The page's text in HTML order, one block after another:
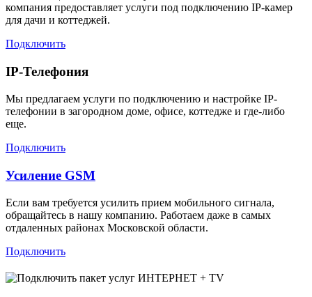
компания предоставляет услуги под подключению IP-камер
для дачи и коттеджей.
Подключить
IP-Телефония
Мы предлагаем услуги по подключению и настройке IP-
телефонии в загородном доме, офисе, коттедже и где-либо
еще.
Подключить
Усиление GSM
Если вам требуется усилить прием мобильного сигнала,
обращайтесь в нашу компанию. Работаем даже в самых
отдаленных районах Московской области.
Подключить